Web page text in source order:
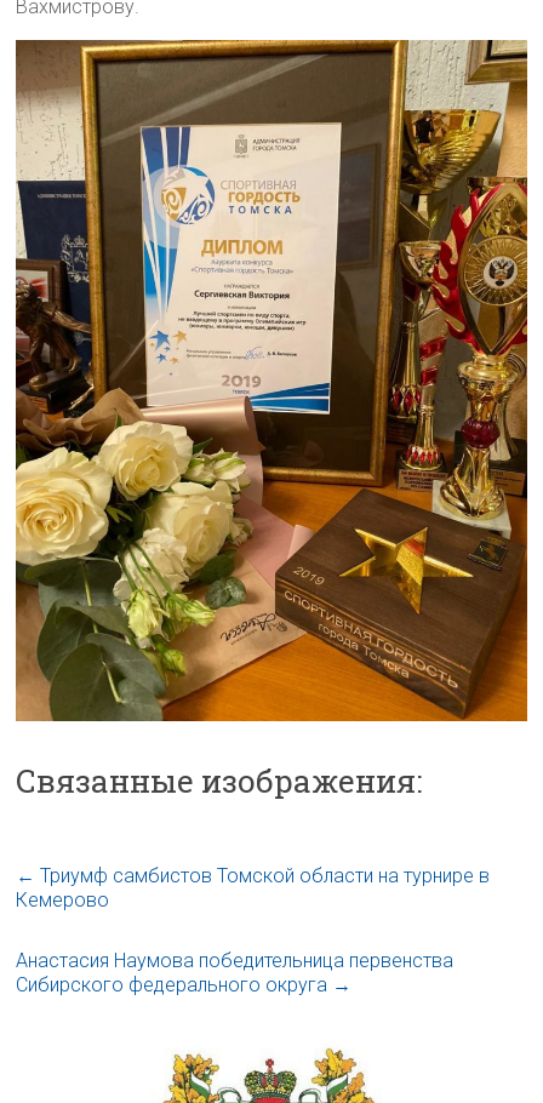
Вахмистрову.
Связанные изображения:
← Триумф самбистов Томской области на турнире в
Кемерово
Анастасия Наумова победительница первенства
Сибирского федерального округа →